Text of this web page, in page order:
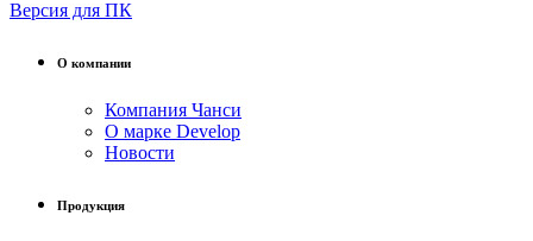
Версия для ПК
О компании
Компания Чанси
О марке Develop
Новости
Продукция